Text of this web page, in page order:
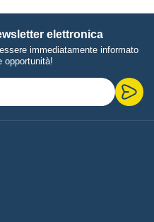
elettronica
immediatamente informato
opportunità!